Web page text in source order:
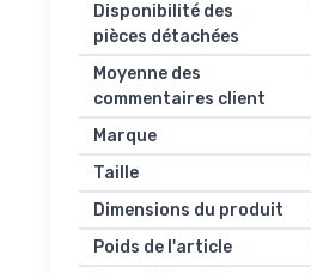
Disponibilité des
pièces détachées
Moyenne des
commentaires client
Marque
Taille
Dimensions du produit
Poids de l'article